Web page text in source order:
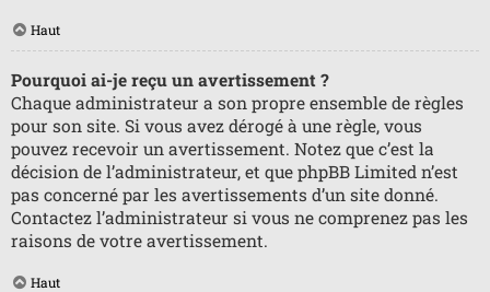
Haut
Pourquoi ai-je reçu un avertissement ?
Chaque administrateur a son propre ensemble de règles
pour son site. Si vous avez dérogé à une règle, vous
pouvez recevoir un avertissement. Notez que c’est la
décision de l’administrateur, et que phpBB Limited n’est
pas concerné par les avertissements d’un site donné.
Contactez l’administrateur si vous ne comprenez pas les
raisons de votre avertissement.
Haut